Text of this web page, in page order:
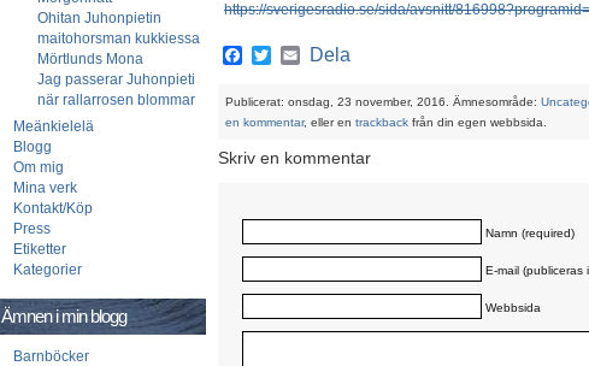
https://sverigesradio.se/sida/avsnitt/
Facebook
TwitterEmail
Dela
Publicerat: onsdag, 23 november, 2016. Ämnesområde:
en kommentar, eller en trackback från din egen webbsida.
Skriv en kommentar
Namn (required)
E-mail (publiceras
Webbsida
Ohitan Juhonpietin
maitohorsman kukkiessa
Mörtlunds Mona
Jag passerar Juhonpieti
när rallarrosen blommar
Meänkielelä
Blogg
Om mig
Mina verk
Kontakt/Köp
Press
Etiketter
Kategorier
Ämnen i min blogg
Barnböcker